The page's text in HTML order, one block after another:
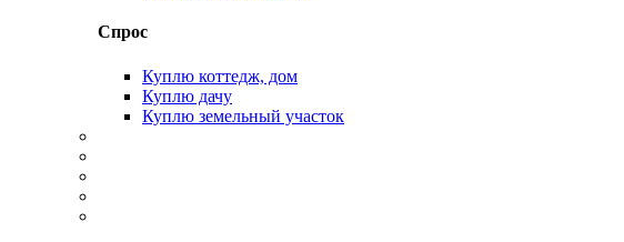
Спрос
Куплю коттедж, дом
Куплю дачу
Куплю земельный участок